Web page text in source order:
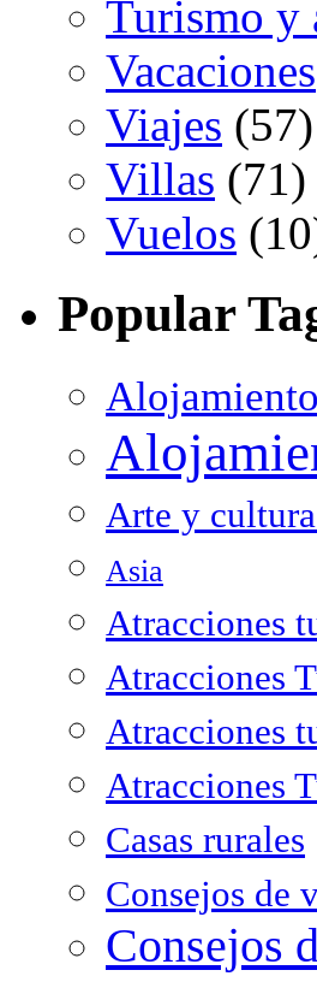
Turismo y
Vacaciones
Viajes (57)
Villas (71)
Vuelos
Popular
Arte y
Asia
Atracciones
Atracciones
Atracciones
Atracciones
Casas rurales
Consejos de
Consejos